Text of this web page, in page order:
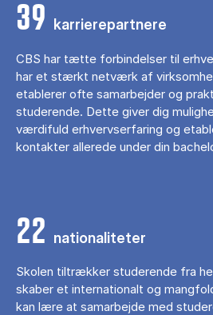
39 karrierepartnere
CBS har tætte forbindelser til
har et stærkt netværk af
etablerer ofte samarbejder og
studerende. Dette giver dig
værdifuld erhvervserfaring og
kontakter allerede under din
22 nationaliteter
Skolen tiltrækker studerende fra
skaber et internationalt og
kan lære at samarbejde med